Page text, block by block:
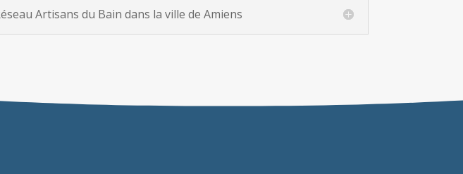
Artisans du Bain dans la ville de Amiens